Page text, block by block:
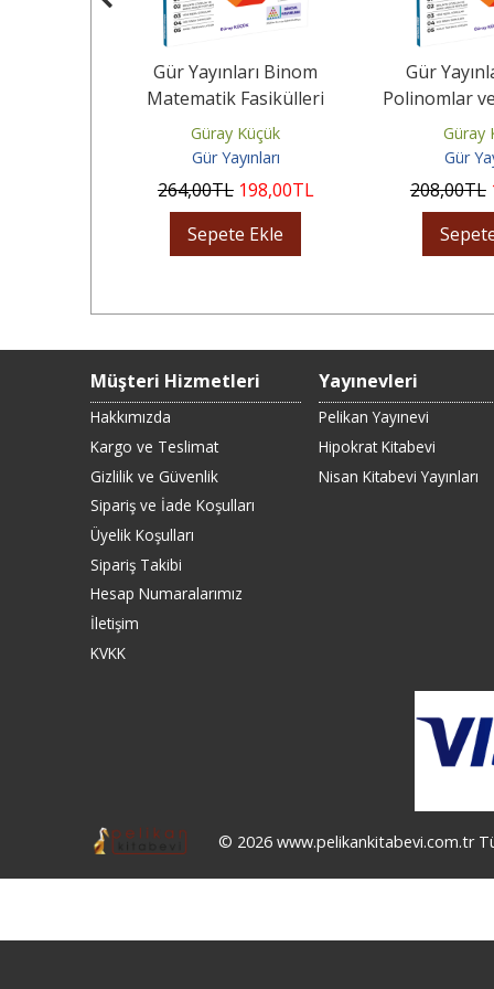
Gür Yayınları Binom
Matematik Fasikülleri
Trigonometri
Güray Küçük
Gür Yayınları
264,00TL 198,00TL
Sepete Ekle
Gür
Polinomlar
Güray
Gür
208,00TL
Müşteri Hizmetleri
Hakkımızda
Kargo ve Teslimat
Gizlilik ve Güvenlik
Sipariş ve İade Koşulları
Üyelik Koşulları
Sipariş Takibi
Hesap Numaralarımız
İletişim
KVKK
Yayınevleri
Pelikan Yayınevi
Hipokrat Kitabevi
Nisan Kitabevi Yayınları
© 2026 www.pelikankitabevi.com.tr